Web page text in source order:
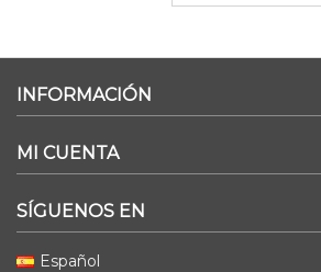
INFORMACIÓN
MI CUENTA
SÍGUENOS EN
Español